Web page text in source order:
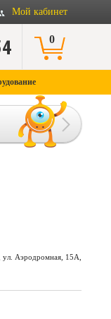
Мой кабинет
0
Аэродромная, 15А,